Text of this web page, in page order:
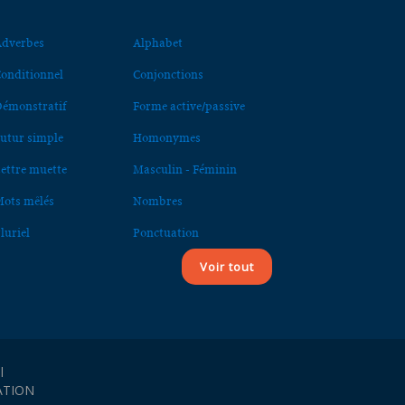
Alphabet
Conjonctions
Forme active/passive
simple Homonymes
muette Masculin - Féminin
mêlés Nombres
Ponctuation
Voir tout